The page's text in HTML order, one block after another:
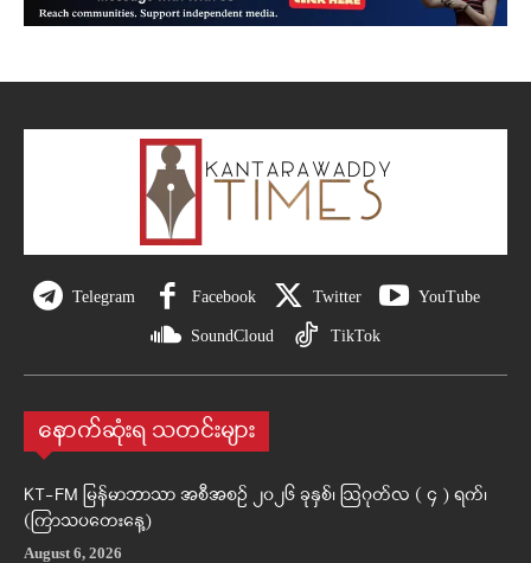
Telegram Facebook Twitter YouTube
SoundCloud TikTok
နောက်ဆုံးရ သတင်းများ
KT-FM မြန်မာဘာသာ အစီအစဉ် ၂၀၂၆ ခုနှစ်၊ ဩဂုတ်လ ( ၄ ) ရက်၊
(ကြာသပတေးနေ့)
August 6, 2026